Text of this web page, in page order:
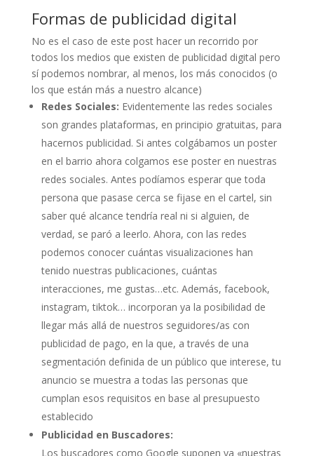
Formas de publicidad digital
No es el caso de este post hacer un recorrido por
todos los medios que existen de publicidad digital pero
sí podemos nombrar, al menos, los más conocidos (o
los que están más a nuestro alcance)
Redes Sociales: Evidentemente las redes sociales
son grandes plataformas, en principio gratuitas, para
hacernos publicidad. Si antes colgábamos un poster
en el barrio ahora colgamos ese poster en nuestras
redes sociales. Antes podíamos esperar que toda
persona que pasase cerca se fijase en el cartel, sin
saber qué alcance tendría real ni si alguien, de
verdad, se paró a leerlo. Ahora, con las redes
podemos conocer cuántas visualizaciones han
tenido nuestras publicaciones, cuántas
interacciones, me gustas…etc. Además, facebook,
instagram, tiktok… incorporan ya la posibilidad de
llegar más allá de nuestros seguidores/as con
publicidad de pago, en la que, a través de una
segmentación definida de un público que interese, tu
anuncio se muestra a todas las personas que
cumplan esos requisitos en base al presupuesto
establecido
Publicidad en Buscadores:
Los buscadores como Google suponen ya «nuestras